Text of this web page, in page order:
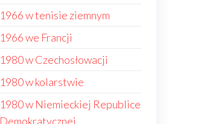
1966 w tenisie ziemnym
1966 we Francji
1980 w Czechosłowacji
1980 w kolarstwie
1980 w Niemieckiej Republice
Demokratycznej